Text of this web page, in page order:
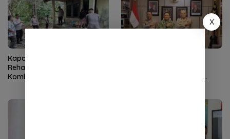
Kapolres Aceh Selatan Janji
Rehab Rumah Janda Eks
Kombatan GAM hingga
X